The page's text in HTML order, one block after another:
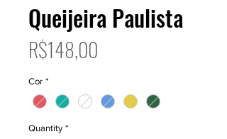
Queijeira Paulista
R$148,00
Cor *
Quantity *